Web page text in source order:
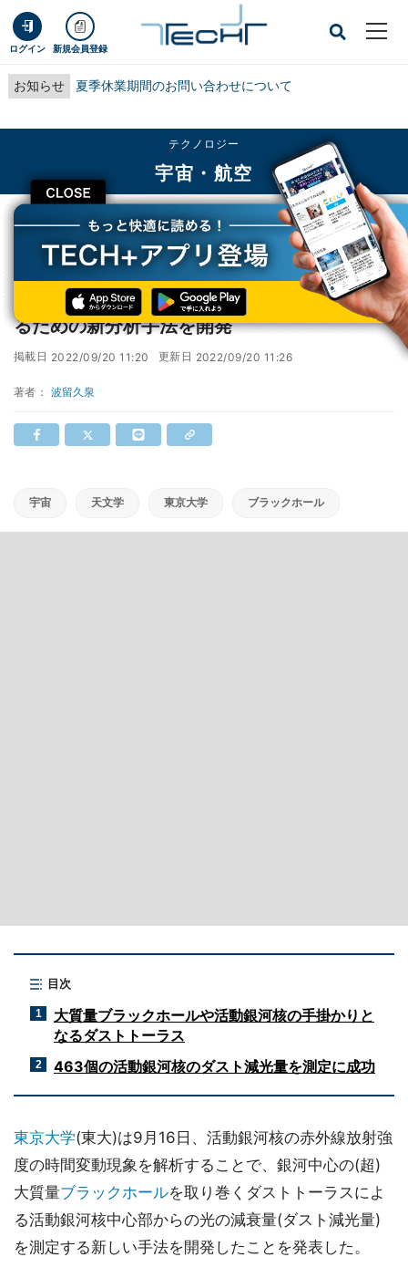
ログイン 新規会員登録
お知らせ 夏季休業期間のお問い合わせについて
CLOSE
テクノロジー
宇宙・航空
TECH+ テクノロジー
宇宙・航空
東大、活動銀河核のダストトーラスを調査するための新分析手法を開発
東大、活動銀河核のダストトーラスを調査す
るための新分析手法を開発
掲載日 2022/09/20 11:20 更新日 2022/09/20 11:26
著者： 波留久泉
宇宙 天文学 東京大学 ブラックホール
目次
1
大質量ブラックホールや活動銀河核の手掛かりと
なるダストトーラス
2 463個の活動銀河核のダスト減光量を測定に成功
東京大学(東大)は9月16日、活動銀河核の赤外線放射強
度の時間変動現象を解析することで、銀河中心の(超)
大質量ブラックホールを取り巻くダストトーラスによ
る活動銀河核中心部からの光の減衰量(ダスト減光量)
を測定する新しい手法を開発したことを発表した。